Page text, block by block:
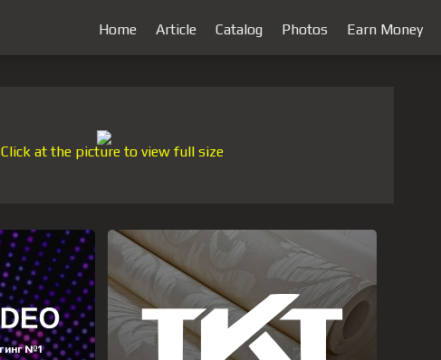
Home Article Catalog Photos Earn Money
Click at the picture to view full size